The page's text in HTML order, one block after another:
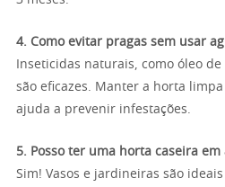
4. Como evitar pragas sem usar
Inseticidas naturais, como óleo
são eficazes. Manter a horta
ajuda a prevenir infestações.
5. Posso ter uma horta caseira
Sim! Vasos e jardineiras são